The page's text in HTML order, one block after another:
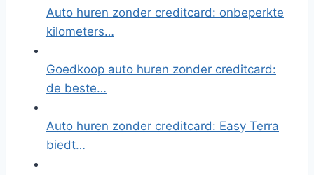
Auto huren zonder creditcard: onbeperkte
kilometers…
Goedkoop auto huren zonder creditcard:
de beste…
Auto huren zonder creditcard: Easy Terra
biedt…